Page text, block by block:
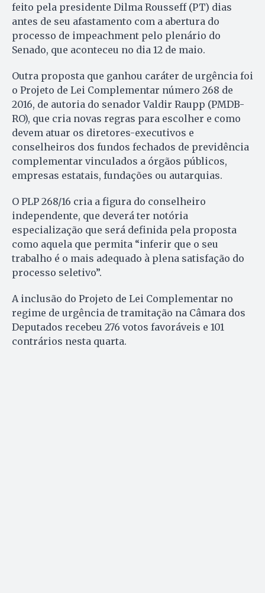
feito pela presidente Dilma Rousseff (PT) dias
antes de seu afastamento com a abertura do
processo de impeachment pelo plenário do
Senado, que aconteceu no dia 12 de maio.
Outra proposta que ganhou caráter de urgência foi
o Projeto de Lei Complementar número 268 de
2016, de autoria do senador Valdir Raupp (PMDB-
RO), que cria novas regras para escolher e como
devem atuar os diretores-executivos e
conselheiros dos fundos fechados de previdência
complementar vinculados a órgãos públicos,
empresas estatais, fundações ou autarquias.
O PLP 268/16 cria a figura do conselheiro
independente, que deverá ter notória
especialização que será definida pela proposta
como aquela que permita “inferir que o seu
trabalho é o mais adequado à plena satisfação do
processo seletivo”.
A inclusão do Projeto de Lei Complementar no
regime de urgência de tramitação na Câmara dos
Deputados recebeu 276 votos favoráveis e 101
contrários nesta quarta.